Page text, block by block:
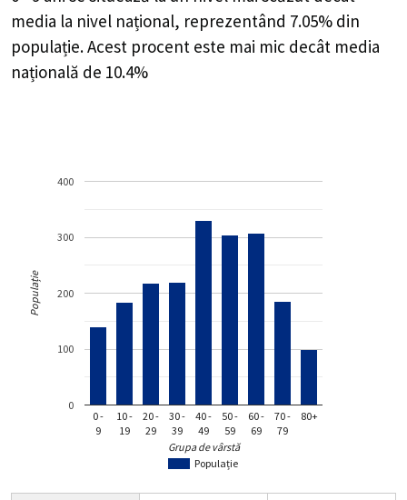
media la nivel național, reprezentând 7.05% din
populație. Acest procent este mai mic decât media
națională de 10.4%
Populație
0 -
9
10 -
19
20 -
29
30 -
39
40 -
49
50 -
59
60 -
69
70 -
79
80+
0
100
200
300
400
Grupa de vârstă
Populație